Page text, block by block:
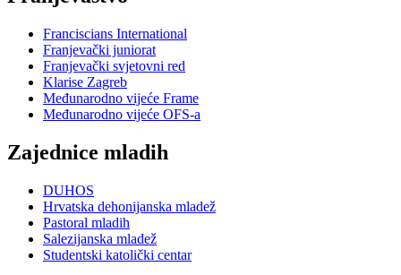
Franciscians International
Franjevački juniorat
Franjevački svjetovni red
Klarise Zagreb
Međunarodno vijeće Frame
Međunarodno vijeće OFS-a
Zajednice mladih
DUHOS
Hrvatska dehonijanska mladež
Pastoral mladih
Salezijanska mladež
Studentski katolički centar